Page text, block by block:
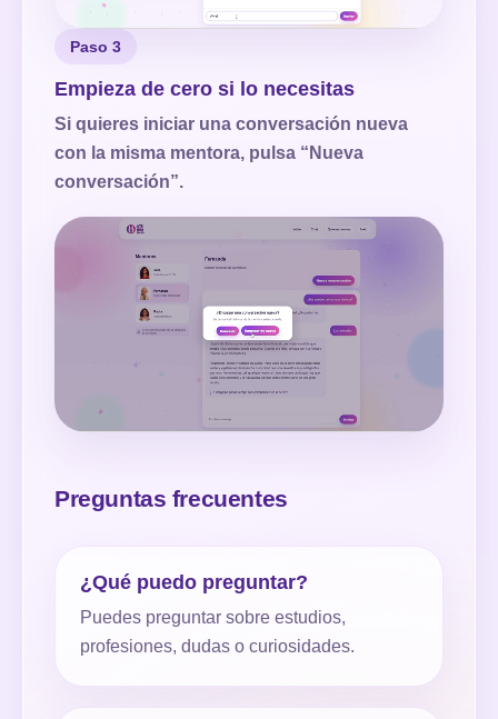
Paso 3
Empieza de cero si lo necesitas
Si quieres iniciar una conversación nueva
con la misma mentora, pulsa “Nueva
conversación”.
Preguntas frecuentes
¿Qué puedo preguntar?
Puedes preguntar sobre estudios,
profesiones, dudas o curiosidades.